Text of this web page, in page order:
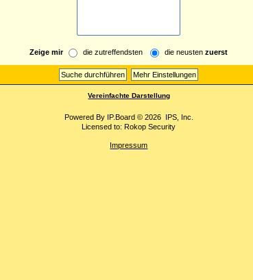
Zeige mir die zutreffendsten die neustenzuerst
Vereinfachte Darstellung
Powered By IP.Board© 2026 IPS, Inc
Licensed to: Rokop Security
Impressum